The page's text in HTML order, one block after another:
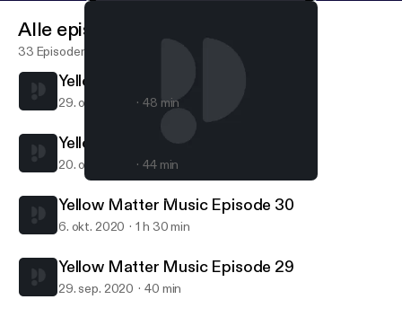
Yellow Matter Music
Alle episoder
33 Episoder
Yellow Matter Music Episode 32
29. okt. 2020 48 min
Yellow Matter Music Episode 31
20. okt. 2020 44 min
Yellow Matter Music Episode 30
6. okt. 2020 1 h 30 min
Yellow Matter Music Episode 29
29. sep. 2020 40 min